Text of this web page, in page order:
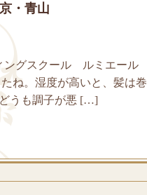
・青山
ングスクール ルミエール
ね。湿度が高いと、髪は巻
うも調子が悪 […]